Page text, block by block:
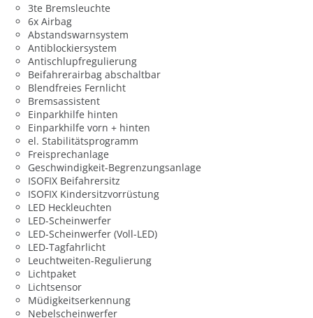
3te Bremsleuchte
6x Airbag
Abstandswarnsystem
Antiblockiersystem
Antischlupfregulierung
Beifahrerairbag abschaltbar
Blendfreies Fernlicht
Bremsassistent
Einparkhilfe hinten
Einparkhilfe vorn + hinten
el. Stabilitätsprogramm
Freisprechanlage
Geschwindigkeit-Begrenzungsanlage
ISOFIX Beifahrersitz
ISOFIX Kindersitzvorrüstung
LED Heckleuchten
LED-Scheinwerfer
LED-Scheinwerfer (Voll-LED)
LED-Tagfahrlicht
Leuchtweiten-Regulierung
Lichtpaket
Lichtsensor
Müdigkeitserkennung
Nebelscheinwerfer